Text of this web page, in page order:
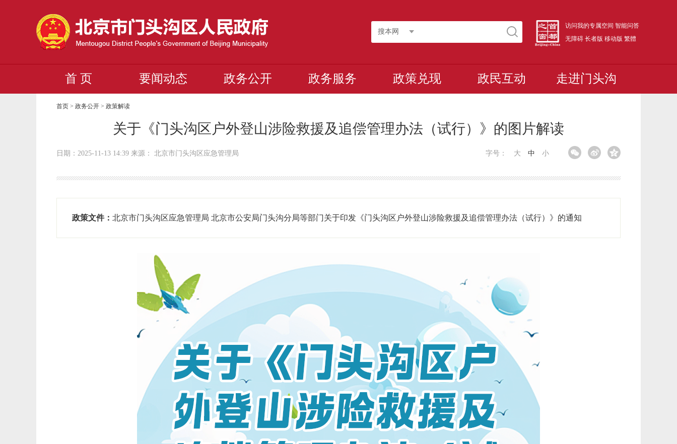
搜本网
访问我的专属空间 智能问答
无障碍 长者版 移动版 繁體
首 页 要闻动态 政务公开 政务服务 政策兑现 政民互动 走进门头沟
首页 >政务公开 >政策解读
关于《门头沟区户外登山涉险救援及追偿管理办法（试行）》的图片解读
日期：2025-11-13 14:39 来源： 北京市门头沟区应急管理局 字号： 大 中 小
政策文件：北京市门头沟区应急管理局 北京市公安局门头沟分局等部门关于印发《门头沟区户外登山涉险救援及追偿管理办法（试行）》的通知